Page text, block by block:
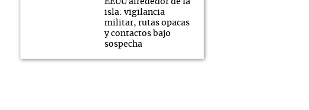
EEUU alrededor de la
isla: vigilancia
militar, rutas opacas
y contactos bajo
sospecha